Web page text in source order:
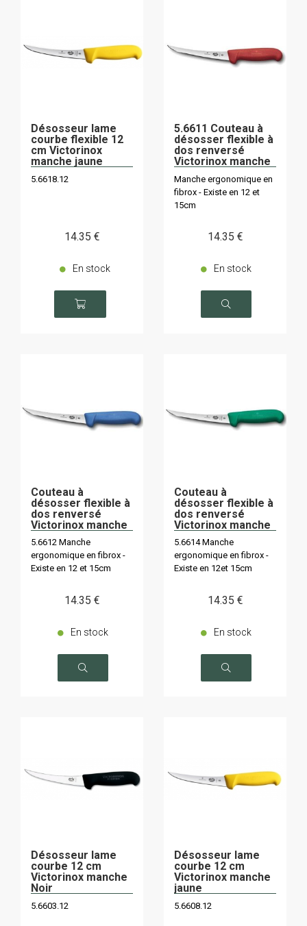
Désosseur lame
courbe flexible 12
cm Victorinox
manche jaune
5.6618.12
14.35 €
En stock
5.6611 Couteau à
désosser flexible à
dos renversé
Victorinox manche
rouge
Manche ergonomique en
fibrox - Existe en 12 et
15cm
14.35 €
En stock
Couteau à
désosser flexible à
dos renversé
Victorinox manche
bleu
5.6612 Manche
ergonomique en fibrox -
Existe en 12 et 15cm
14.35 €
En stock
Couteau à
désosser flexible à
dos renversé
Victorinox manche
vert
5.6614 Manche
ergonomique en fibrox -
Existe en 12et 15cm
14.35 €
En stock
Désosseur lame
courbe 12 cm
Victorinox manche
Noir
5.6603.12
Désosseur lame
courbe 12 cm
Victorinox manche
jaune
5.6608.12